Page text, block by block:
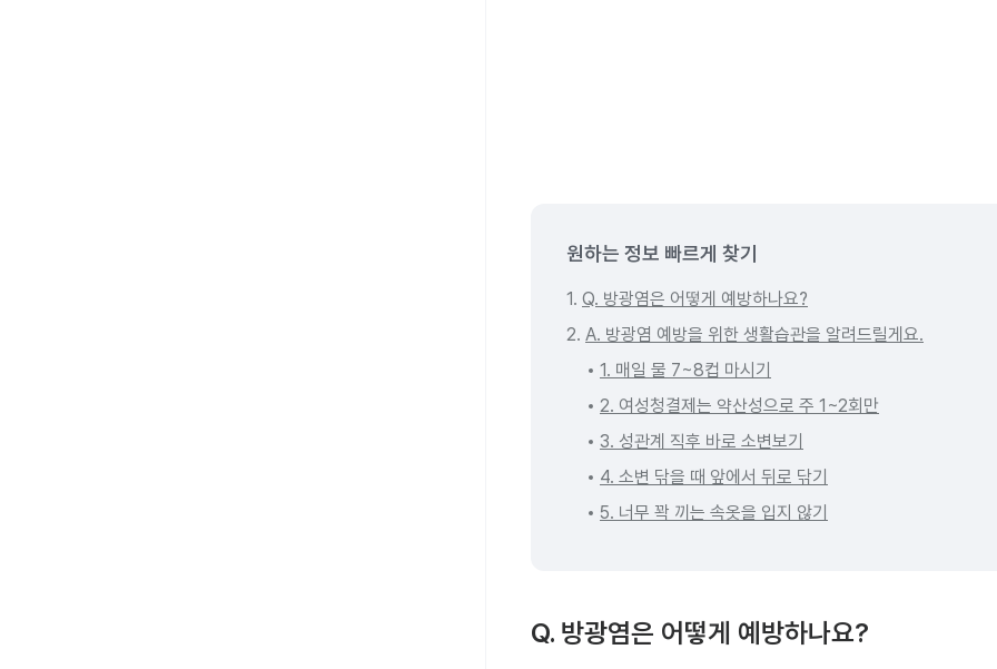
원하는 정보 빠르게 찾기
1. Q. 방광염은 어떻게 예방하나요?
2. A. 방광염 예방을 위한 생활습관을 알려드릴게요.
1. 매일 물 7~8컵 마시기
2. 여성청결제는 약산성으로 주 1~2회만
3. 성관계 직후 바로 소변보기
4. 소변 닦을 때 앞에서 뒤로 닦기
5. 너무 꽉 끼는 속옷을 입지 않기
Q. 방광염은 어떻게 예방하나요?